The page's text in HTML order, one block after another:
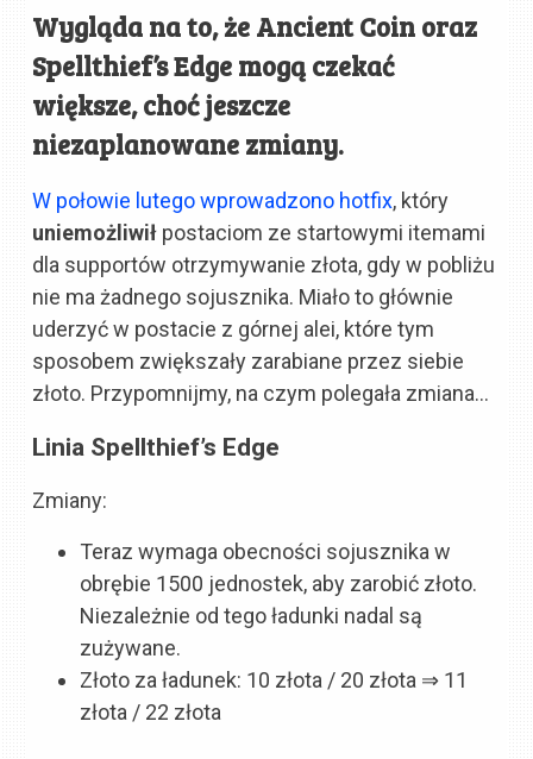
Wygląda na to, że Ancient Coin oraz
Spellthief’s Edge mogą czekać
większe, choć jeszcze
niezaplanowane zmiany.
W połowie lutego wprowadzono hotfix, który
uniemożliwił postaciom ze startowymi itemami
dla supportów otrzymywanie złota, gdy w pobliżu
nie ma żadnego sojusznika. Miało to głównie
uderzyć w postacie z górnej alei, które tym
sposobem zwiększały zarabiane przez siebie
złoto. Przypomnijmy, na czym polegała zmiana…
Linia Spellthief’s Edge
Zmiany:
Teraz wymaga obecności sojusznika w
obrębie 1500 jednostek, aby zarobić złoto.
Niezależnie od tego ładunki nadal są
zużywane.
Złoto za ładunek: 10 złota / 20 złota ⇒ 11
złota / 22 złota